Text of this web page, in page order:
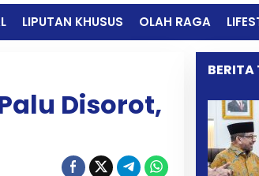
LIPUTAN KHUSUS OLAH RAGA
Disorot,
BERITA